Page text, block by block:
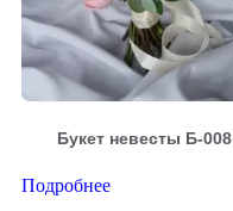
Букет невесты Б-008
Подробнее